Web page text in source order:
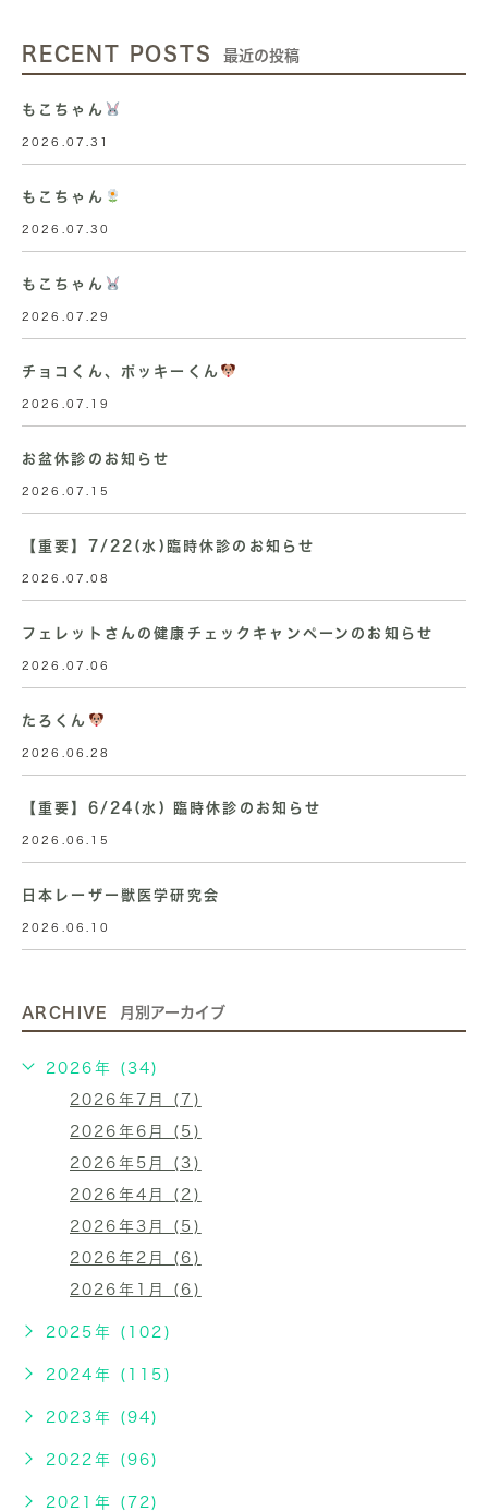
RECENT POSTS 最近の投稿
もこちゃん
2026.07.31
もこちゃん
2026.07.30
もこちゃん
2026.07.29
チョコくん、ポッキーくん
2026.07.19
お盆休診のお知らせ
2026.07.15
【重要】7/22(水)臨時休診のお知らせ
2026.07.08
フェレットさんの健康チェックキャンペーンのお知らせ
2026.07.06
たろくん
2026.06.28
【重要】6/24(水) 臨時休診のお知らせ
2026.06.15
日本レーザー獣医学研究会
2026.06.10
ARCHIVE 月別アーカイブ
2026年 (34)
2026年7月 (7)
2026年6月 (5)
2026年5月 (3)
2026年4月 (2)
2026年3月 (5)
2026年2月 (6)
2026年1月 (6)
2025年 (102)
2024年 (115)
2023年 (94)
2022年 (96)
2021年 (72)